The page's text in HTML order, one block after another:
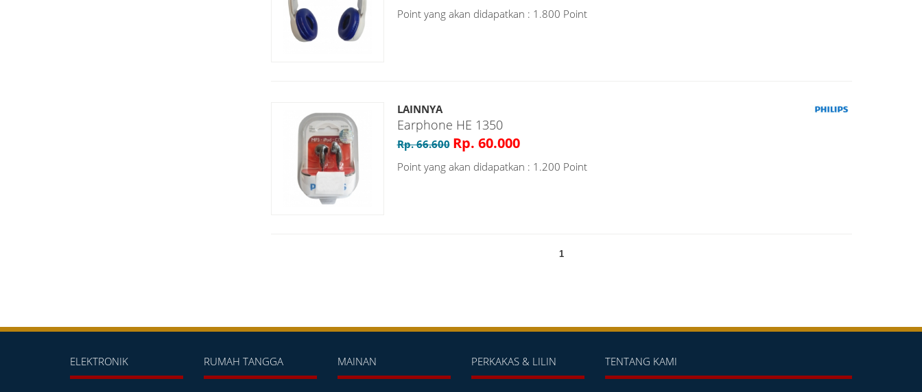
Point yang akan didapatkan : 1.800 Point
LAINNYA
Earphone HE 1350
Rp. 66.600 Rp. 60.000
Point yang akan didapatkan : 1.200 Point
1
ELEKTRONIK RUMAH TANGGA MAINAN PERKAKAS & LILIN TENTANG KAMI